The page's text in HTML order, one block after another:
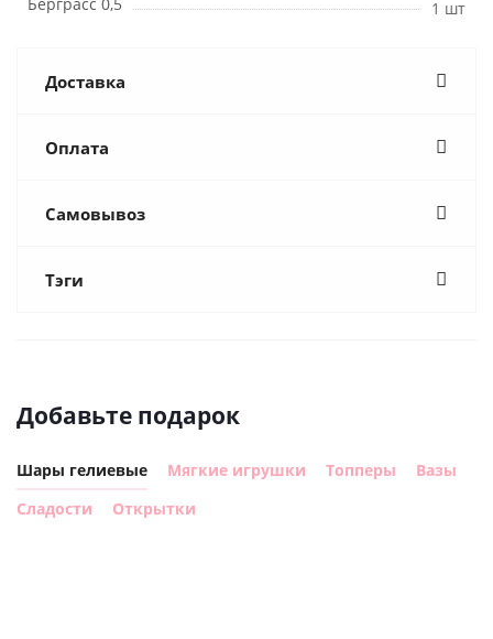
1 шт
Доставка
Оплата
Самовывоз
Тэги
Добавьте подарок
Шары гелиевые Мягкие игрушки Топперы
Вазы
Сладости
Открытки